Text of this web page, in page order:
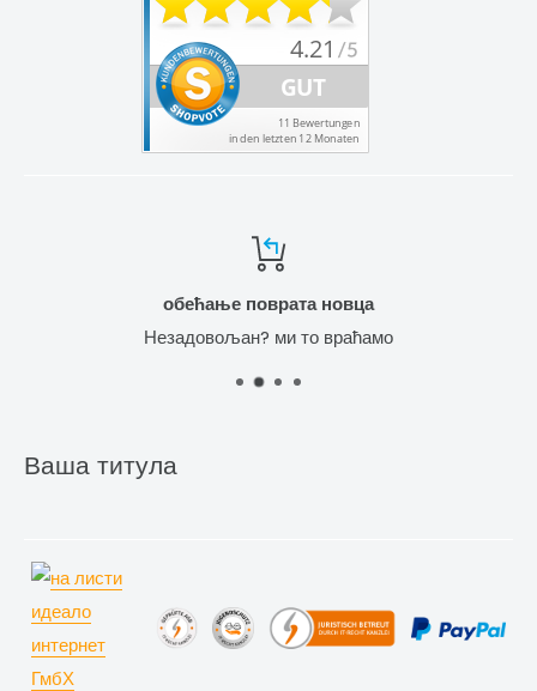
обећање поврата новца
Незадовољан? ми то враћамо
Ваша титула